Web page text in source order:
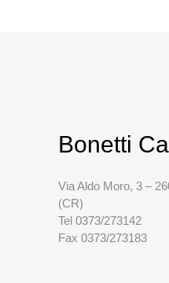
Bonetti
Via Aldo Moro, 3 –
(CR)
Tel 0373/273142
Fax 0373/273183